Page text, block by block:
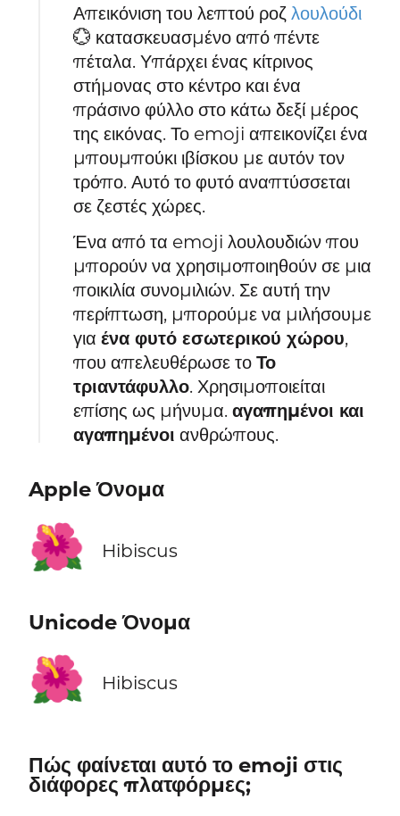
Απεικόνιση του λεπτού ροζλουλούδι
💮 κατασκευασμένο από πέντε
πέταλα. Υπάρχει ένας κίτρινος
στήμονας στο κέντρο και ένα
πράσινο φύλλο στο κάτω δεξί μέρος
της εικόνας. Το emoji απεικονίζει ένα
μπουμπούκι ιβίσκου με αυτόν τον
τρόπο. Αυτό το φυτό αναπτύσσεται
σε ζεστές χώρες.
Ένα από τα emoji λουλουδιών που
μπορούν να χρησιμοποιηθούν σε μια
ποικιλία συνομιλιών. Σε αυτή την
περίπτωση, μπορούμε να μιλήσουμε
γιαένα φυτό εσωτερικού χώρου,
που απελευθέρωσε τοΤο
τριαντάφυλλο. Χρησιμοποιείται
επίσης ως μήνυμα.αγαπημένοι και
αγαπημένοι ανθρώπους.
Apple Όνομα
🌺 Hibiscus
Unicode Όνομα
🌺 Hibiscus
Πώς φαίνεται αυτό το emoji στις
διάφορες πλατφόρμες;